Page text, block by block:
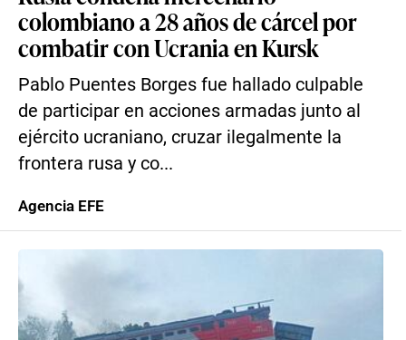
colombiano a 28 años de cárcel por
combatir con Ucrania en Kursk
Pablo Puentes Borges fue hallado culpable
de participar en acciones armadas junto al
ejército ucraniano, cruzar ilegalmente la
frontera rusa y co...
Agencia EFE